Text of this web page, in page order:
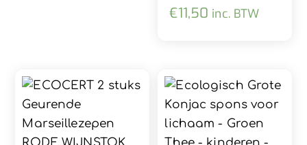
€11,50 inc. BTW